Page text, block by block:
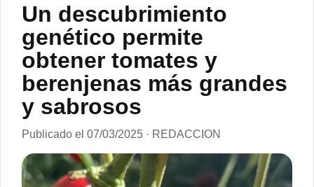
Un descubrimiento
genético permite
obtener tomates y
berenjenas más grandes
y sabrosos
Publicado el 07/03/2025 · REDACCION